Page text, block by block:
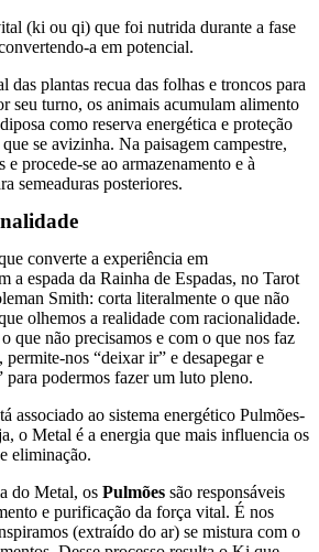
(ki ou qi) que foi nutrida durante a fase
a em potencial.
das plantas recua das folhas e troncos para
seu turno, os animais acumulam alimento
como reserva energética e proteção
se avizinha. Na paisagem campestre,
e procede-se ao armazenamento e à
semeaduras posteriores.
converte a experiência em
a espada da Rainha de Espadas, no Tarot
Smith: corta literalmente o que não
olhemos a realidade com racionalidade.
que não precisamos e com o que nos faz
nos “deixar ir” e desapegar e
para podermos fazer um luto pleno.
associado ao sistema energético Pulmões-
o Metal é a energia que mais influencia os
eliminação.
do Metal, os Pulmões são responsáveis
e purificação da força vital. É nos
(extraído do ar) se mistura com o